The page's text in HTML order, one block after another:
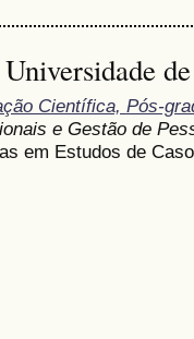
Científica, Pós-
e Gestão de
em Estudos de